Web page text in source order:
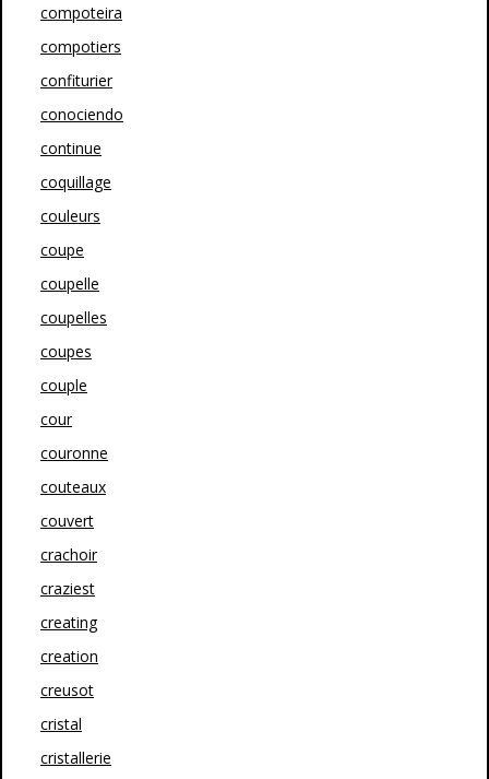
compoteira
compotiers
confiturier
conociendo
continue
coquillage
couleurs
coupe
coupelle
coupelles
coupes
couple
cour
couronne
couteaux
couvert
crachoir
craziest
creating
creation
creusot
cristal
cristallerie